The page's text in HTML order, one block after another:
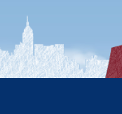
4. 我将会以其中一
要给予他预先通知
5. 假如我（作为一
更改雇佣合约内之